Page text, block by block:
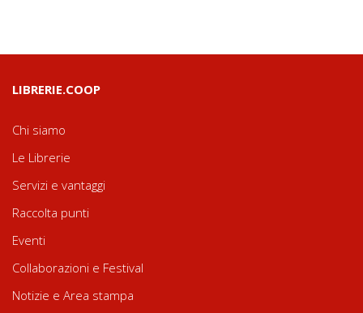
LIBRERIE.COOP
Chi siamo
Le Librerie
Servizi e vantaggi
Raccolta punti
Eventi
Collaborazioni e Festival
Notizie e Area stampa